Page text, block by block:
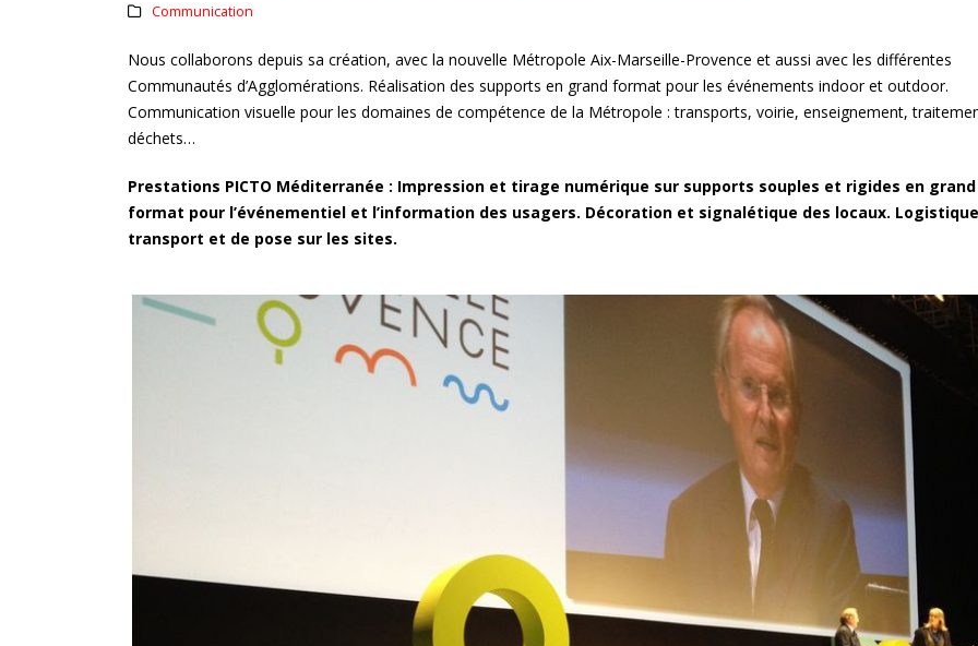
Communication
Nous collaborons depuis sa création, avec la nouvelle Métropole Aix-Marseille-Provence et aussi avec les différentes
Communautés d’Agglomérations. Réalisation des supports en grand format pour les événements indoor et outdoor.
Communication visuelle pour les domaines de compétence de la Métropole : transports, voirie, enseignement,
déchets…
Prestations PICTO Méditerranée : Impression et tirage numérique sur supports souples et rigides en grand
format pour l’événementiel et l’information des usagers. Décoration et signalétique des locaux.
transport et de pose sur les sites.
L’assurance qualité de vos
impressions
« Métropole le Mag » :
Présentoirs du magazine de
La conserverie Marius-
Bernard à Saint-Chamas
«Alice et les drôles d’oiseaux»
Pionniers d’hier – Précurseurs
de demain
EFFIA, Stationnez en toute
L’Occitane en Provence –
Icônes automobiles l’expo
L’assurance
impressions
La conserverie
Bernard à Saint-
«Alice et les drôles
Le chassis